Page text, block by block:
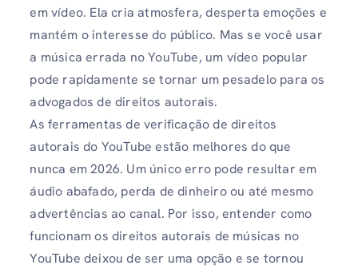
em vídeo. Ela cria atmosfera, desperta emoções e
mantém o interesse do público. Mas se você usar
a música errada no YouTube, um vídeo popular
pode rapidamente se tornar um pesadelo para os
advogados de direitos autorais.
As ferramentas de verificação de direitos
autorais do YouTube estão melhores do que
nunca em 2026. Um único erro pode resultar em
áudio abafado, perda de dinheiro ou até mesmo
advertências ao canal. Por isso, entender como
funcionam os direitos autorais de músicas no
YouTube deixou de ser uma opção e se tornou